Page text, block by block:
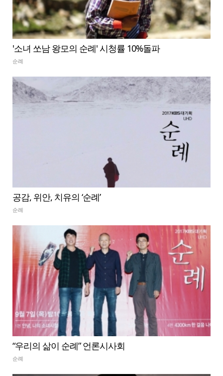
'소녀 쏘남 왕모의 순례' 시청률 10%돌파
순례
공감, 위안, 치유의 ‘순례’
순례
“우리의 삶이 순례” 언론시사회
순례